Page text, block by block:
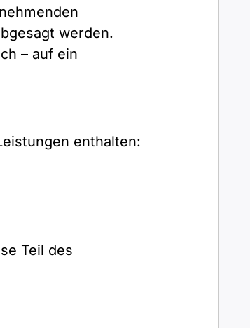
werden.
– auf ein
enthalten:
Teil des